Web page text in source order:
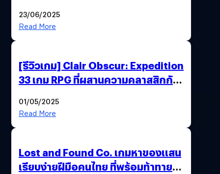
23/06/2025
Read More
[รีวิวเกม] Clair Obscur: Expedition
33 เกม RPG ที่ผสานความคลาสสิกกับ
01/05/2025
Read More
Lost and Found Co. เกมหาของแสน
เรียบง่ายฝีมือคนไทย ที่พร้อมท้าทาย